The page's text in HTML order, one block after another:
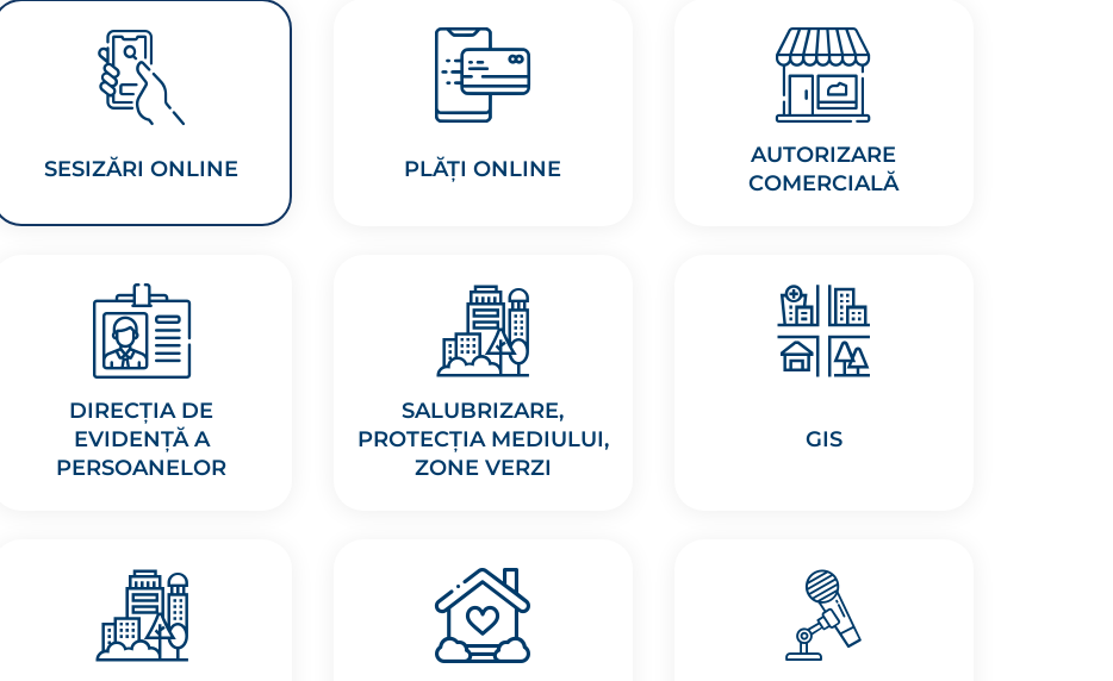
SESIZĂRI ONLINE PLĂȚI ONLINE
AUTORIZARE
COMERCIALĂ
DIRECȚIA DE
EVIDENȚĂ A
PERSOANELOR
SALUBRIZARE,
PROTECȚIA MEDIULUI,
ZONE VERZI
GIS